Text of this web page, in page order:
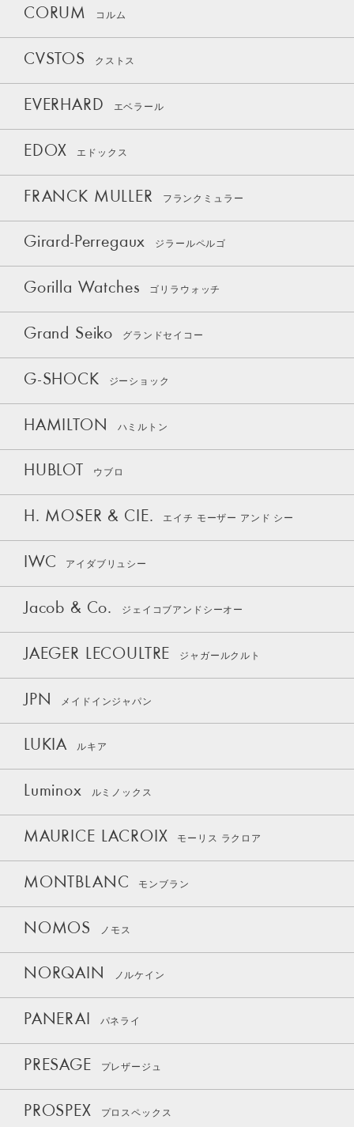
CORUM コルム
CVSTOS クストス
EVERHARD エベラール
EDOX エドックス
FRANCK MULLER フランクミュラー
Girard-Perregaux ジラールペルゴ
Gorilla Watches ゴリラウォッチ
Grand Seiko グランドセイコー
G-SHOCK ジーショック
HAMILTON ハミルトン
HUBLOT ウブロ
H. MOSER & CIE. エイチ モーザー アンド シー
IWC アイダブリュシー
Jacob & Co. ジェイコブアンドシーオー
JAEGER LECOULTRE ジャガールクルト
JPN メイドインジャパン
LUKIA ルキア
Luminox ルミノックス
MAURICE LACROIX モーリス ラクロア
MONTBLANC モンブラン
NOMOS ノモス
NORQAIN ノルケイン
PANERAI パネライ
PRESAGE プレザージュ
PROSPEX プロスペックス